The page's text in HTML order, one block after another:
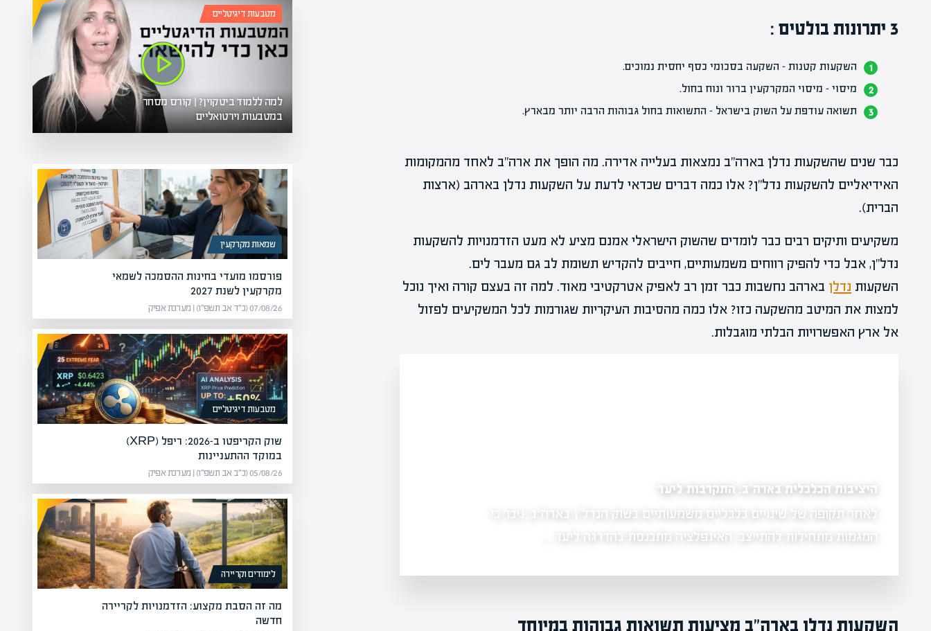
3 יתרונות בולטים :
השקעות קטנות – השקעה בסכומי כסף יחסית נמוכים.
מיסוי – מיסוי המקרקעין ברור ונוח בחול.
תשואה עודפת על השוק בישראל – התשואות בחול גבוהות הרבה יותר מבארץ.
כבר שנים שהשקעות נדלן בארה"ב נמצאות בעלייה אדירה. מה הופך את ארה"ב לאחד מהמקומות
האידיאליים להשקעות נדל"ן? אלו כמה דברים שכדאי לדעת על השקעות נדלן בארהב (ארצות
הברית).
משקיעים ותיקים רבים כבר לומדים שהשוק הישראלי אמנם מציע לא מעט הזדמנויות להשקעות
נדל"ן, אבל כדי להפיק רווחים משמעותיים, חייבים להקדיש תשומת לב גם מעבר לים.
השקעות נדלן בארהב נחשבות כבר זמן רב לאפיק אטרקטיבי מאוד. למה זה בעצם קורה ואיך נוכל
למצות את המיטב מהשקעה כזו? אלו כמה מהסיבות העיקריות שגורמות לכל המשקיעים לפזול
אל ארץ האפשרויות הבלתי מוגבלות.
היציבות הכלכלית בארה"ב: התקרבות ליעד
לאחר תקופה של שינויים כלכליים משמעותיים בשוק הנדל"ן בארה"ב, ניכר כי
המגמות מתחילות להתייצב. האינפלציה מתכנסת בהדרגה ליעד…
שוק הנדל"ן למגורים בארצות הברית נותר חלש על אף ירידות בשערי
המשכנתאות, מה שמעלה ספקות לגבי יכולתו להפוך…
השקעות נדלן בארה"ב מציעות תשואות גבוהות במיוחד
מטבעות דיגיטליים
למה ללמוד ביטקוין? | קורס מסחר
במטבעות וירטואליים
שמאות מקרקעין
פורסמו מועדי בחינות ההסמכה לשמאי
מקרקעין לשנת 2027
07/08/26 (כ״ד אב תשפ״ו) | מערכת אפיק
מטבעות דיגיטליים
שוק הקריפטו ב-2026: ריפל (XRP)
במוקד ההתעניינות
05/08/26 (כ״ב אב תשפ״ו) | מערכת אפיק
לימודים וקריירה
מה זה הסבת מקצוע: הזדמנויות לקריירה
חדשה